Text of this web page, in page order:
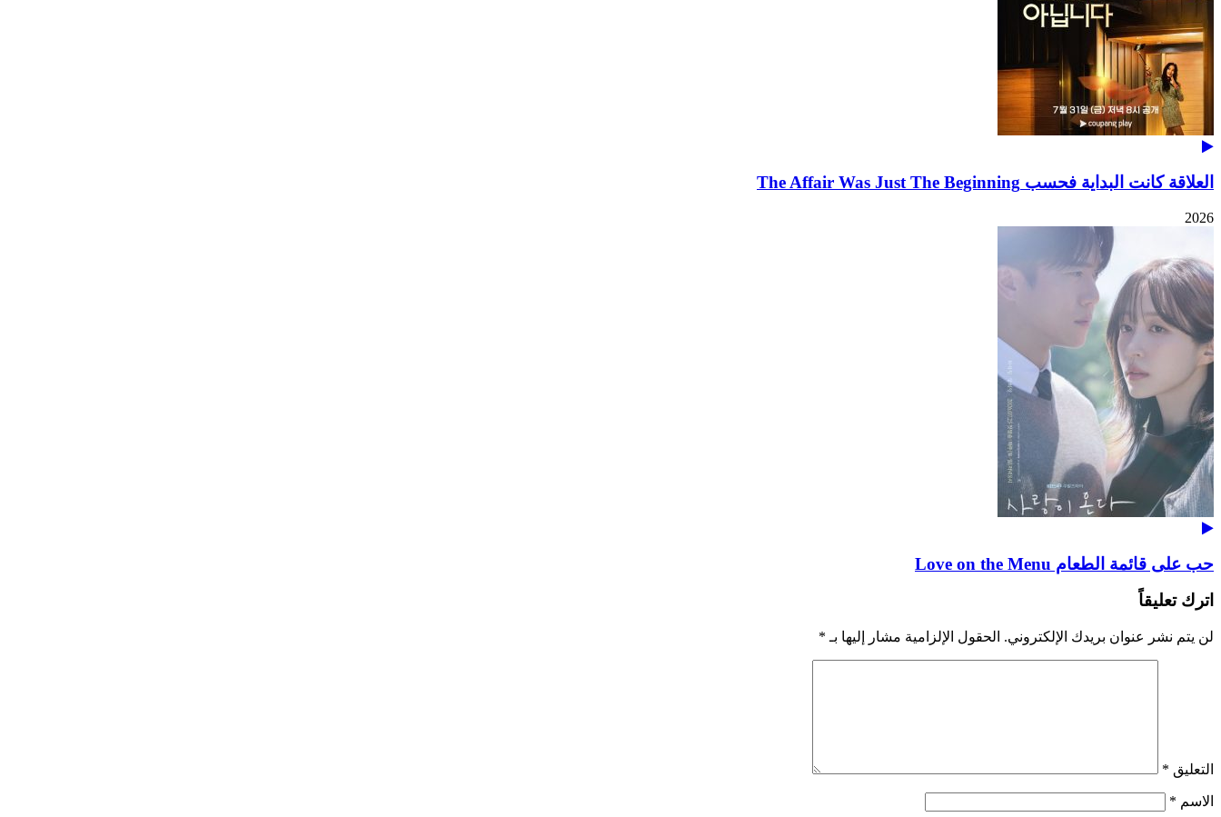
العلاقة كانت البداية فحسب The Affair Was Just The Beginning
2026
حب على قائمة الطعام Love on the Menu
اترك تعليقاً
لن يتم نشر عنوان بريدك الإلكتروني. الحقول الإلزامية مشار إليها بـ *
التعليق *
الاسم *